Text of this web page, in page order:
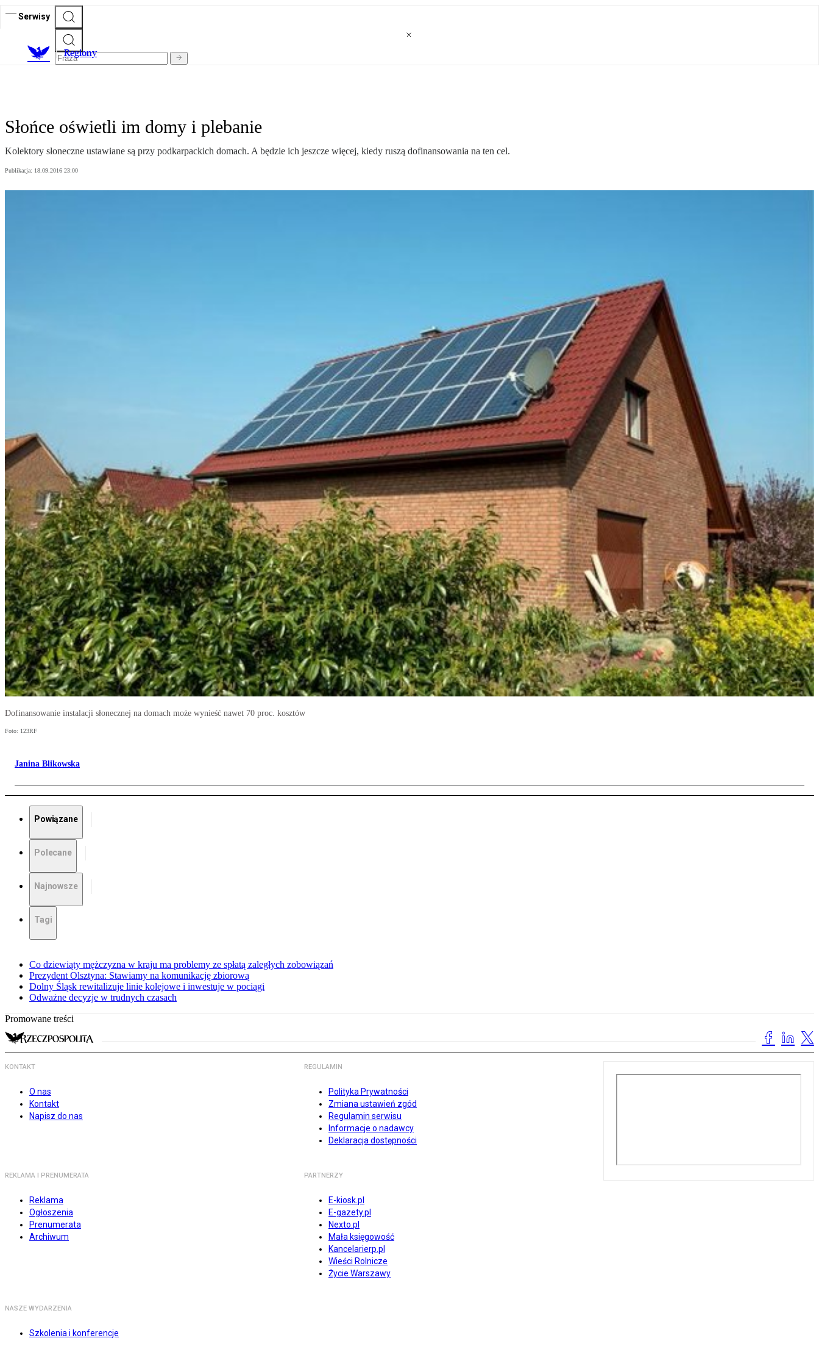
Serwisy
Regiony
Słońce oświetli im domy i plebanie
Kolektory słoneczne ustawiane są przy podkarpackich domach. A będzie ich jeszcze więcej, kiedy ruszą dofinansowania na ten cel.
Publikacja: 18.09.2016 23:00
Dofinansowanie instalacji słonecznej na domach może wynieść nawet 70 proc. kosztów
Foto: 123RF
Janina Blikowska
Powiązane
Polecane
Najnowsze
Tagi
Co dziewiąty mężczyzna w kraju ma problemy ze spłatą zaległych zobowiązań
Prezydent Olsztyna: Stawiamy na komunikację zbiorową
Dolny Śląsk rewitalizuje linie kolejowe i inwestuje w pociągi
Odważne decyzje w trudnych czasach
Promowane treści
KONTAKT
O nas
Kontakt
Napisz do nas
REGULAMIN
Polityka Prywatności
Zmiana ustawień zgód
Regulamin serwisu
Informacje o nadawcy
Deklaracja dostępności
REKLAMA I PRENUMERATA
Reklama
Ogłoszenia
Prenumerata
Archiwum
PARTNERZY
E-kiosk.pl
E-gazety.pl
Nexto.pl
Mała księgowość
Kancelarierp.pl
Wieści Rolnicze
Życie Warszawy
NASZE WYDARZENIA
Szkolenia i konferencje